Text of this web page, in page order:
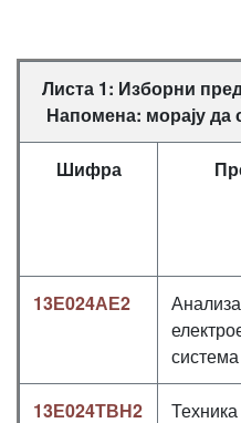
Листа 1: Изборни
Напомена: морају да
Шифра
13Е024АЕ2
Анализа
13Е024ТВН2